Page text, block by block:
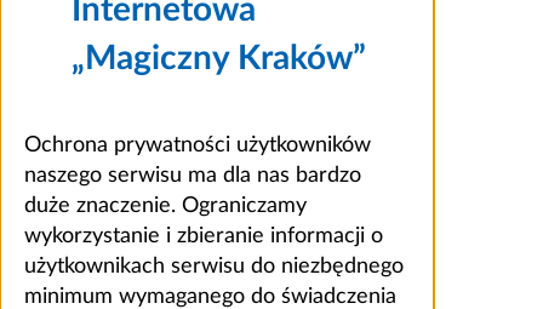
Internetowa
„Magiczny Kraków”
Ochrona prywatności użytkowników
naszego serwisu ma dla nas bardzo
duże znaczenie. Ograniczamy
wykorzystanie i zbieranie informacji o
użytkownikach serwisu do niezbędnego
minimum wymaganego do świadczenia